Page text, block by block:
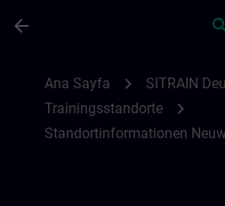
arrow_back
Ana Sayfa chevron_right SITRAIN
Trainingsstandorte chevron_right
Standortinformationen